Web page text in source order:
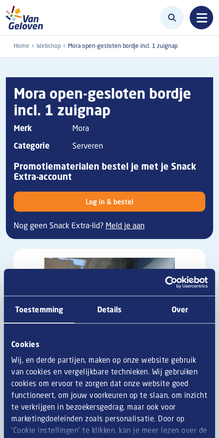
Toestemming Details Over
Cookies
Wij, en derde partijen, maken op onze website gebruik
van cookies en vergelijkbare technieken. Wij gebruiken
cookies om ervoor te zorgen dat onze website goed
functioneert, om jouw voorkeuren op te slaan, om inzicht
te verkrijgen in bezoekersgedrag, maar ook voor
marketingdoeleinden zoals personalisatie. Door op
‘Cookie instellingen’ te klikken, kan je meer lezen over de
Overslaan en naar de inhoud gaan
Home Webshop Mora open-gesloten bordje incl. 1 zuignap
Mora open-gesloten bordje
incl. 1 zuignap
Merk
Mora
Categorie
Serveren
Promotiematerialen bestel je met je Snack
Extra-account
Log in & bestel
Nog geen Snack Extra-lid? Meld je aan